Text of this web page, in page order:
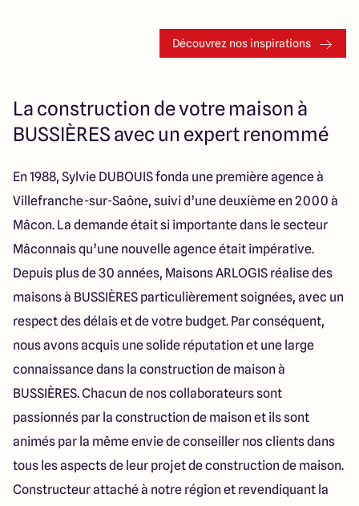
Découvrez nos inspirations
La construction de votre maison à
BUSSIÈRES avec un expert renommé
En 1988, Sylvie DUBOUIS fonda une première agence à
Villefranche-sur-Saône, suivi d’une deuxième en 2000 à
Mâcon. La demande était si importante dans le secteur
Mâconnais qu’une nouvelle agence était impérative.
Depuis plus de 30 années, Maisons ARLOGIS réalise des
maisons à BUSSIÈRES particulièrement soignées, avec un
respect des délais et de votre budget. Par conséquent,
nous avons acquis une solide réputation et une large
connaissance dans la construction de maison à
BUSSIÈRES. Chacun de nos collaborateurs sont
passionnés par la construction de maison et ils sont
animés par la même envie de conseiller nos clients dans
tous les aspects de leur projet de construction de maison.
Constructeur attaché à notre région et revendiquant la